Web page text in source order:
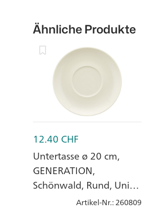
Ähnliche Produkte
12.40 CHF
Untertasse ø 20 cm,
GENERATION,
Schönwald, Rund, Uni
Weiss, Porzellan
Artikel-Nr.: 260809